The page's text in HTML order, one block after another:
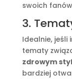
swoich
3.
Idealnie, jeśli
tematy
zdrowym
bardziej